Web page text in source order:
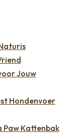
Jouw
Hondenvoer
Paw Kattenbak